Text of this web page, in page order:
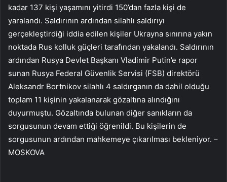
kadar 137 kişi yaşamını yitirdi 150’dan fazla kişi de
yaralandı. Saldırının ardından silahlı saldırıyı
gerçekleştirdiği iddia edilen kişiler Ukrayna sınırına yakın
noktada Rus kolluk güçleri tarafından yakalandı. Saldırının
ardından Rusya Devlet Başkanı Vladimir Putin’e rapor
sunan Rusya Federal Güvenlik Servisi (FSB) direktörü
Aleksandr Bortnikov silahlı 4 saldırganın da dahil olduğu
toplam 11 kişinin yakalanarak gözaltına alındığını
duyurmuştu. Gözaltında bulunan diğer sanıkların da
sorgusunun devam ettiği öğrenildi. Bu kişilerin de
sorgusunun ardından mahkemeye çıkarılması bekleniyor. –
MOSKOVA